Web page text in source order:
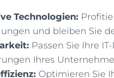
Technologien:
und bleiben Sie
Passen Sie Ihre
Ihres
Optimieren Sie